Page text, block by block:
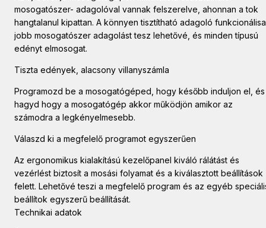
mosogatószer- adagolóval vannak felszerelve, ahonnan a tok
hangtalanul kipattan. A könnyen tisztítható adagoló
jobb mosogatószer adagolást tesz lehetővé, és minden típusú
edényt elmosogat.
Tiszta edények, alacsony villanyszámla
Programozd be a mosogatógéped, hogy később induljon el, és
hagyd hogy a mosogatógép akkor működjön amikor az
számodra a legkényelmesebb.
Válaszd ki a megfelelő programot egyszerűen
Az ergonomikus kialakítású kezelőpanel kiváló rálátást és
vezérlést biztosít a mosási folyamat és a kiválasztott beállítások
felett. Lehetővé teszi a megfelelő program és az egyéb
beállítok egyszerű beállítását.
Technikai adatok